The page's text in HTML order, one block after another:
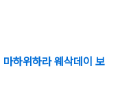
하위하라 웨삭데이 보